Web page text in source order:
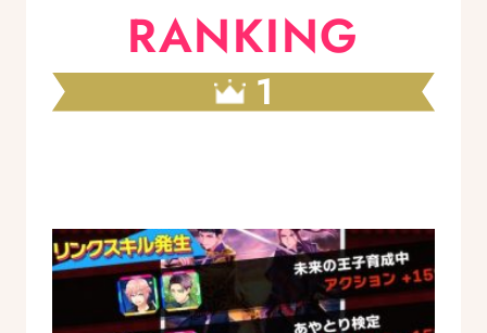
RANKING
1